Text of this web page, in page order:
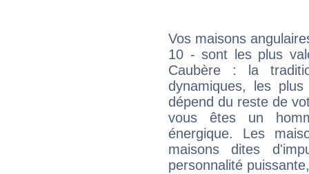
Vos maisons
10 - sont les plus
Caubère : la
dynamiques, les
dépend du reste de
vous êtes un
énergique. Les
maisons dites
personnalité